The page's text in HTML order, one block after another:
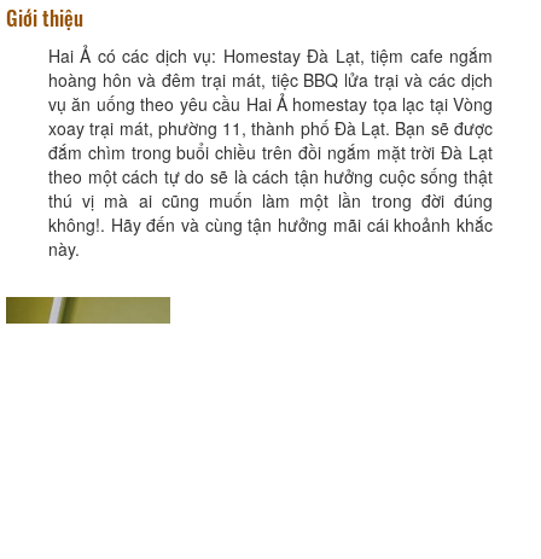
Giới thiệu
Hai Ả có các dịch vụ: Homestay Đà Lạt, tiệm cafe ngắm
hoàng hôn và đêm trại mát, tiệc BBQ lửa trại và các dịch
vụ ăn uống theo yêu cầu Hai Ả homestay tọa lạc tại Vòng
xoay trại mát, phường 11, thành phố Đà Lạt. Bạn sẽ được
đắm chìm trong buổi chiều trên đồi ngắm mặt trời Đà Lạt
theo một cách tự do sẽ là cách tận hưởng cuộc sống thật
thú vị mà ai cũng muốn làm một lần trong đời đúng
không!. Hãy đến và cùng tận hưởng mãi cái khoảnh khắc
này.